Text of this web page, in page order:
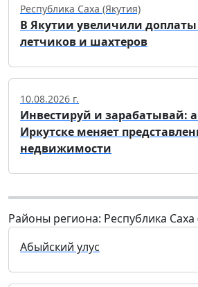
Республика Саха (Якутия)
В Якутии увеличили
летчиков и шахтеров
10.08.2026 г.
Инвестируй и зарабатывай:
Иркутске меняет
недвижимости
Районы региона: Республика Саха
Абыйский улус